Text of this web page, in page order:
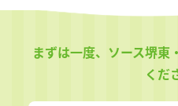
まずは一度、ソース堺東
くだ